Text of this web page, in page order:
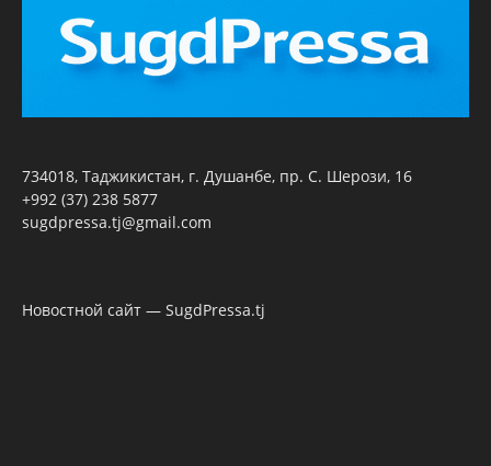
734018, Таджикистан, г. Душанбе, пр. С. Шерози, 16
+992 (37) 238 5877
sugdpressa.tj@gmail.com
Новостной сайт — SugdPressa.tj